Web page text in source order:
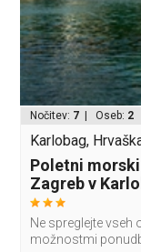
Nočitev: 7 | Oseb: 2
Karlobag,
Poletni
Zagreb v
Ne spreglejte
možnostmi